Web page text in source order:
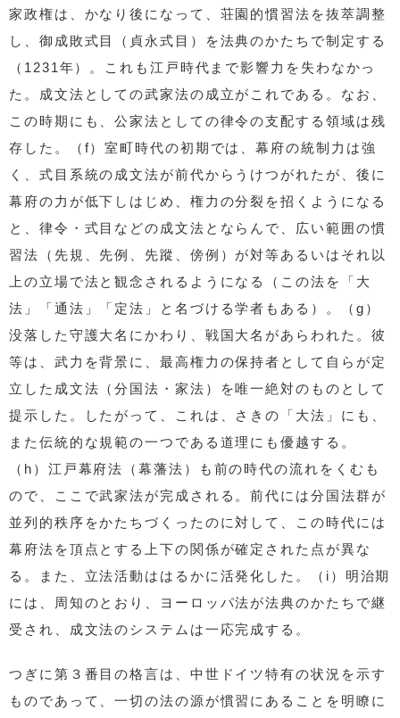
家政権は、かなり後になって、荘園的慣習法を抜萃調整
し、御成敗式目（貞永式目）を法典のかたちで制定する
（1231年）。これも江戸時代まで影響力を失わなかっ
た。成文法としての武家法の成立がこれである。なお、
この時期にも、公家法としての律令の支配する領域は残
存した。（f）室町時代の初期では、幕府の統制力は強
く、式目系統の成文法が前代からうけつがれたが、後に
幕府の力が低下しはじめ、権力の分裂を招くようになる
と、律令・式目などの成文法とならんで、広い範囲の慣
習法（先規、先例、先蹤、傍例）が対等あるいはそれ以
上の立場で法と観念されるようになる（この法を「大
法」「通法」「定法」と名づける学者もある）。（g）
没落した守護大名にかわり、戦国大名があらわれた。彼
等は、武力を背景に、最高権力の保持者として自らが定
立した成文法（分国法・家法）を唯一絶対のものとして
提示した。したがって、これは、さきの「大法」にも、
また伝統的な規範の一つである道理にも優越する。
（h）江戸幕府法（幕藩法）も前の時代の流れをくむも
ので、ここで武家法が完成される。前代には分国法群が
並列的秩序をかたちづくったのに対して、この時代には
幕府法を頂点とする上下の関係が確定された点が異な
る。また、立法活動ははるかに活発化した。（i）明治期
には、周知のとおり、ヨーロッパ法が法典のかたちで継
受され、成文法のシステムは一応完成する。
つぎに第３番目の格言は、中世ドイツ特有の状況を示す
ものであって、一切の法の源が慣習にあることを明瞭に